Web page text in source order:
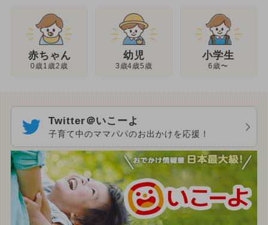
赤ちゃん
0歳1歳2歳
幼児
3歳4歳5歳
小学生
6歳〜
Twitter＠いこーよ
子育て中のママパパのお出かけを応援！